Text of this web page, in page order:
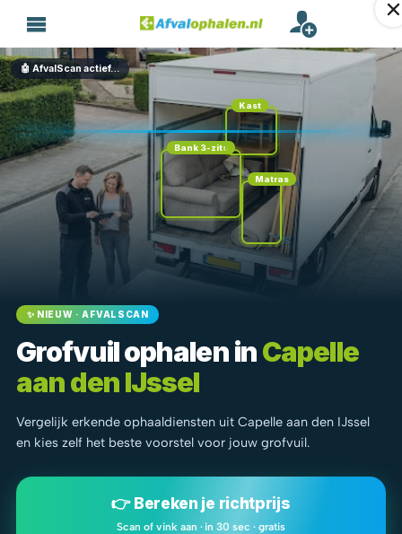
🤖 AfvalScan actief…
Bank 3-zits
Matras
Kast
✨ NIEUW · AFVALSCAN
Grofvuil ophalen inCapelle
aan den IJssel
Vergelijk erkende ophaaldiensten uit Capelle aan den IJssel
en kies zelf het beste voorstel voor jouw grofvuil.
👉 Bereken je richtprijs
Scan of vink aan · in 30 sec · gratis